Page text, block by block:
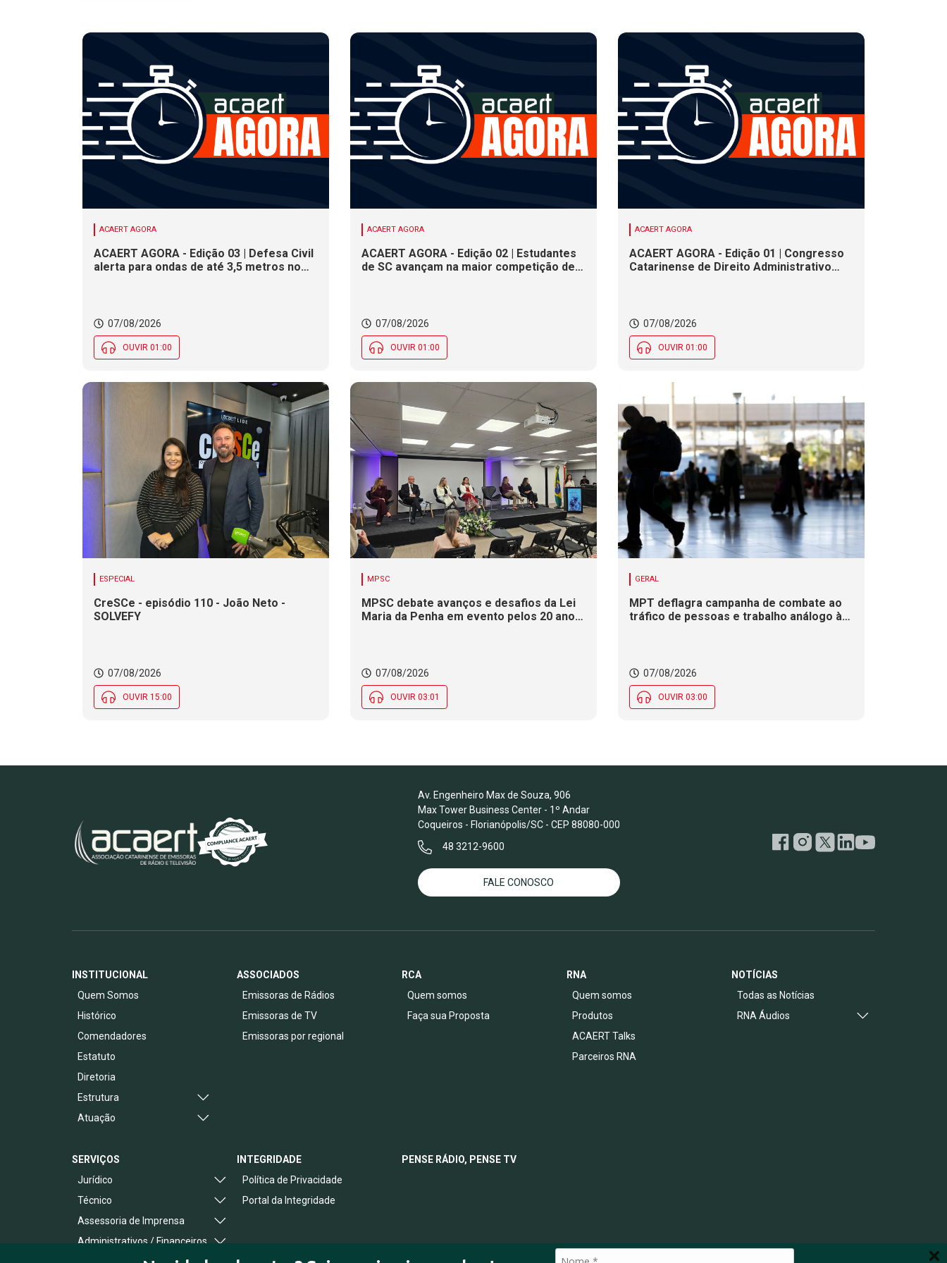
ACAERT AGORA
ACAERT AGORA - Edição 03 | Defesa Civil
alerta para ondas de até 3,5 metros no
tradições indígenas e de imigrantes em
SC
07/08/2026
OUVIR 01:00
ACAERT AGORA
ACAERT AGORA - Edição 02 | Estudantes
de SC avançam na maior competição de
Certificação de Responsabilidade Social
nesta sexta (7)
07/08/2026
OUVIR 01:00
ACAERT AGORA
ACAERT AGORA - Edição 01 | Congresso
Catarinense de Direito Administrativo
chuva diminui ao longo do dia, mas se
mantém em parte de SC
07/08/2026
OUVIR 01:00
ESPECIAL
CreSCe - episódio 110 - João Neto -
SOLVEFY
07/08/2026
OUVIR 15:00
MPSC
MPSC debate avanços e desafios da Lei
Maria da Penha em evento pelos 20 anos
07/08/2026
OUVIR 03:01
GERAL
MPT deflagra campanha de combate ao
tráfico de pessoas e trabalho análogo à
07/08/2026
OUVIR 03:00
Av. Engenheiro Max de Souza, 906
Max Tower Business Center - 1º Andar
Coqueiros - Florianópolis/SC - CEP 88080-000
48 3212-9600
FALE CONOSCO
INSTITUCIONAL
Quem Somos
Histórico
Comendadores
Estatuto
Diretoria
Estrutura
Atuação
ASSOCIADOS
Emissoras de Rádios
Emissoras de TV
Emissoras por regional
RCA
Quem somos
Faça sua Proposta
RNA
Quem somos
Produtos
ACAERT Talks
Parceiros RNA
NOTÍCIAS
Todas as Notícias
RNA Áudios
SERVIÇOS
Jurídico
Técnico
Assessoria de Imprensa
Administrativos / Financeiros
INTEGRIDADE
Política de Privacidade
Portal da Integridade
PENSE RÁDIO, PENSE TV